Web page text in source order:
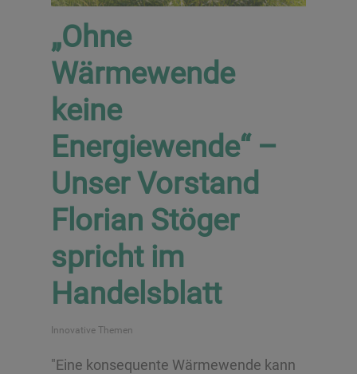
„Ohne
Wärmewende
keine
Energiewende“ –
Unser Vorstand
Florian Stöger
spricht im
Handelsblatt
Innovative Themen
"Eine konsequente Wärmewende kann